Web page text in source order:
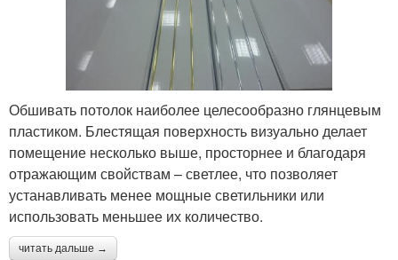
Потолок в ванной
комнате
Подвесные потолки
Подвесные системы Металлический потолок
Потолок из панелей
Обшивать потолок наиболее целесообразно глянцевым
пластиком. Блестящая поверхность визуально делает
помещение несколько выше, просторнее и благодаря
отражающим свойствам – светлее, что позволяет
устанавливать менее мощные светильники или
использовать меньшее их количество.
читать дальше →